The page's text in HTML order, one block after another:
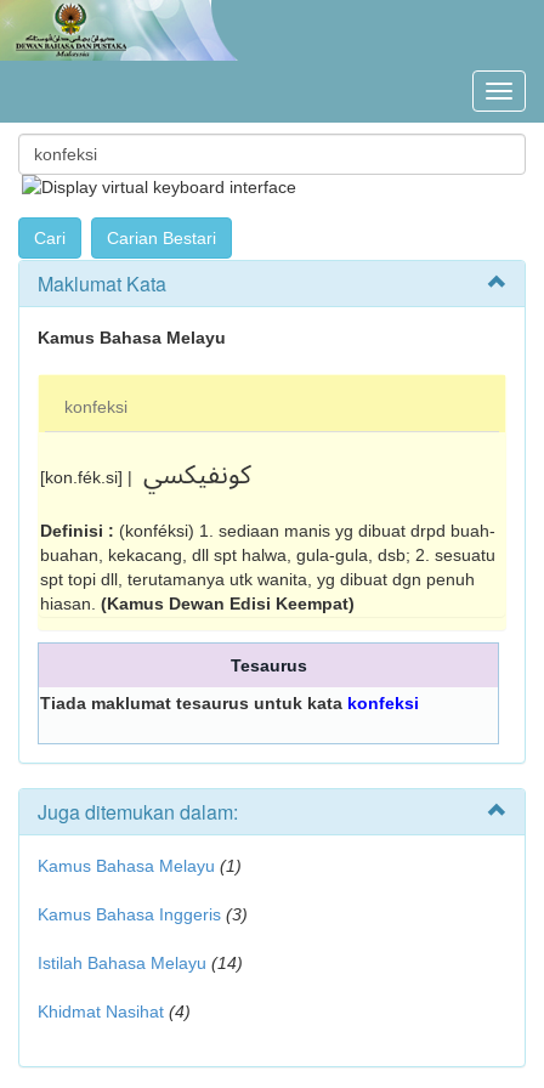
Maklumat Kata
Kamus Bahasa Melayu
konfeksi
[kon.fék.si] | کونفيکسي
Definisi : (konféksi) 1. sediaan manis yg di­buat drpd buah-
buahan, kekacang, dll spt halwa, gula-gula, dsb; 2. sesuatu
spt topi dll, terutamanya utk wanita, yg dibuat dgn penuh
hiasan. (Kamus Dewan Edisi Keempat)
Tesaurus
Tiada maklumat tesaurus untuk kata konfeksi
Juga ditemukan dalam:
Kamus Bahasa Melayu (1)
Kamus Bahasa Inggeris (3)
Istilah Bahasa Melayu (14)
Khidmat Nasihat (4)